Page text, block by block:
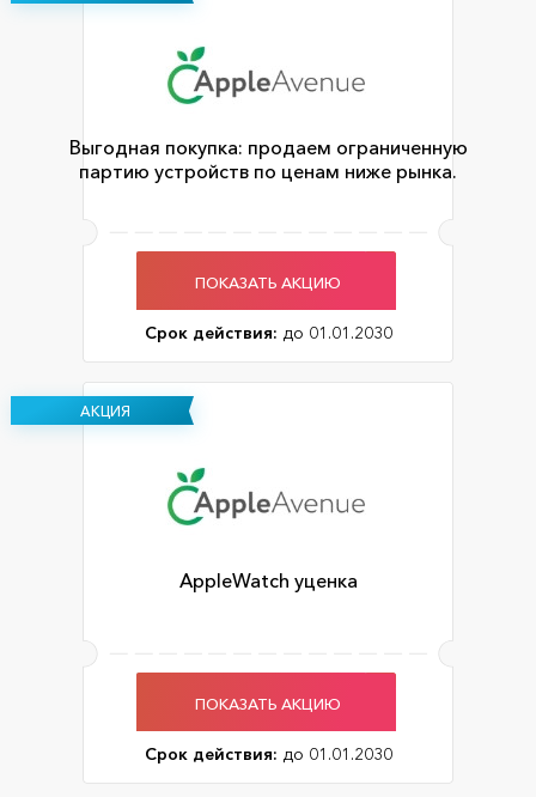
Выгодная покупка: продаем ограниченную
партию устройств по ценам ниже рынка.
ПОКАЗАТЬ АКЦИЮ
Срок действия: до 01.01.2030
АКЦИЯ
AppleWatch уценка
ПОКАЗАТЬ АКЦИЮ
Срок действия: до 01.01.2030